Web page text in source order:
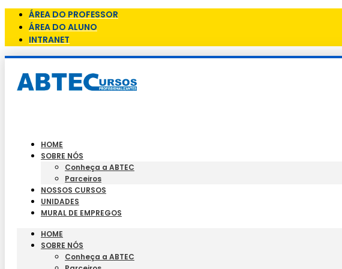
ÁREA DO PROFESSOR
ÁREA DO ALUNO
INTRANET
HOME
SOBRE NÓS
Conheça a ABTEC
Parceiros
NOSSOS CURSOS
UNIDADES
MURAL DE EMPREGOS
HOME
SOBRE NÓS
Conheça a ABTEC